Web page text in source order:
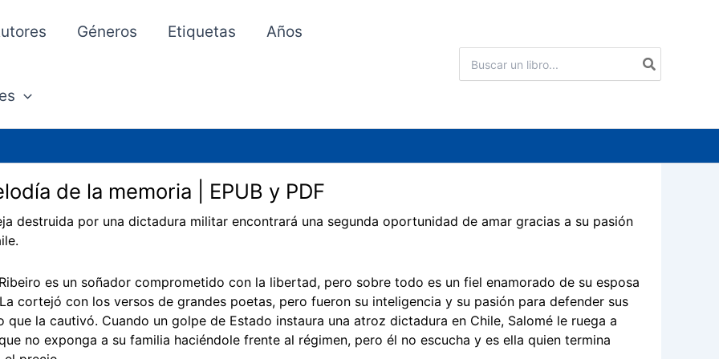
Géneros Etiquetas Años
por:
de la memoria | EPUB y PDF
destruida por una dictadura militar encontrará una segunda oportunidad de amar gracias a su pasión
es un soñador comprometido con la libertad, pero sobre todo es un fiel enamorado de su esposa
cortejó con los versos de grandes poetas, pero fueron su inteligencia y su pasión para defender sus
que la cautivó. Cuando un golpe de Estado instaura una atroz dictadura en Chile, Salomé le ruega a
no exponga a su familia haciéndole frente al régimen, pero él no escucha y es ella quien termina